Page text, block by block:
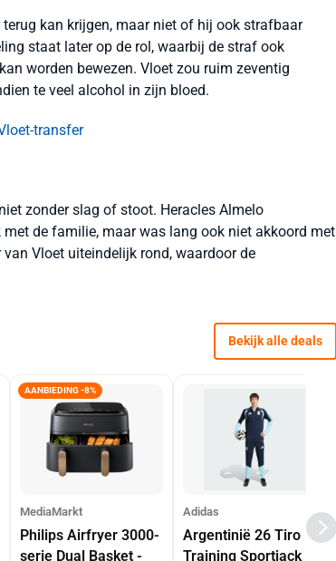
kan krijgen, maar niet of hij ook strafbaar
staat later op de rol, waarbij de straf ook
worden bewezen. Vloet zou ruim zeventig
te veel alcohol in zijn bloed.
transfer
zonder slag of stoot. Heracles Almelo
de familie, maar was lang ook niet akkoord met
Vloet uiteindelijk rond, waardoor de
Bekijk alle deals
AANBIEDING -8%
MediaMarkt
Philips Airfryer 3000-
serie Dual Basket -
Adidas
Argentinië 26 Tiro
Training Sportjack